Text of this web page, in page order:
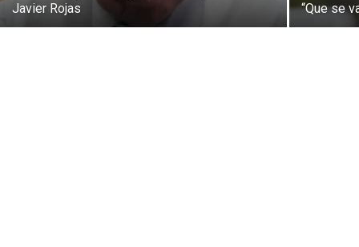
Javier Rojas
“Que se